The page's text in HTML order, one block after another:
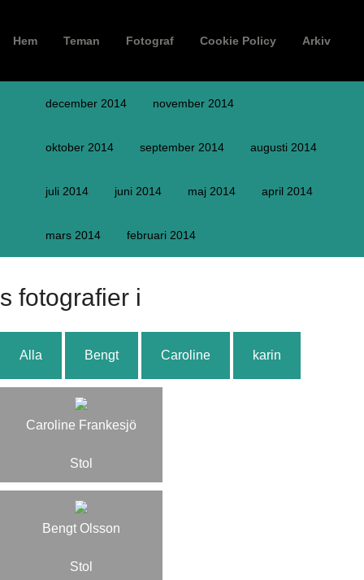
Hem Teman Fotograf Cookie Policy Arkiv
december 2014 november 2014
oktober 2014 september 2014 augusti 2014
juli 2014 juni 2014 maj 2014 april 2014
mars 2014 februari 2014
s fotografier i
Alla Bengt Caroline karin
Caroline Frankesjö
Stol
Bengt Olsson
Stol